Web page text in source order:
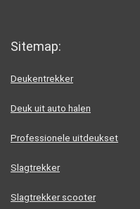
Sitemap:
Deukentrekker
Deuk uit auto halen
Professionele uitdeukset
Slagtrekker
Slagtrekker scooter